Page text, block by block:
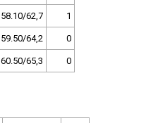
58.10/62,7 1
59.50/64,2 0
60.50/65,3 0